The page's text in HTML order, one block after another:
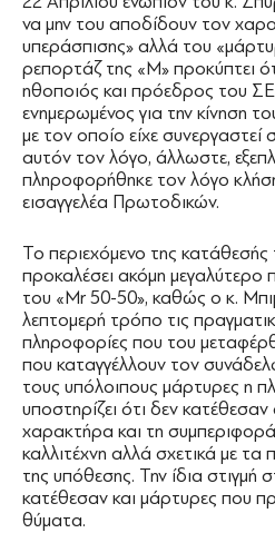
να μην του αποδίδουν τον
υπεράσπισης» αλλά του
ρεπορτάζ της «Μ» προκύπτει
ηθοποιός και πρόεδρος του
ενημερωμένος για την κίνηση
με τον οποίο είχε συνεργαστεί
αυτόν τον λόγο, άλλωστε,
πληροφορήθηκε τον λόγο
εισαγγελέα Πρωτοδικών.
Το περιεχόμενο της
προκαλέσει ακόμη
του «Mr 50-50», καθώς ο κ.
λεπτομερή τρόπο τις
πληροφορίες που του
που καταγγέλλουν τον
τους υπόλοιπους μάρτυρες η
υποστηρίζει ότι δεν
χαρακτήρα και τη
καλλιτέχνη αλλά σχετικά με τα
της υπόθεσης. Την ίδια στιγμή
κατέθεσαν και μάρτυρες που
θύματα.